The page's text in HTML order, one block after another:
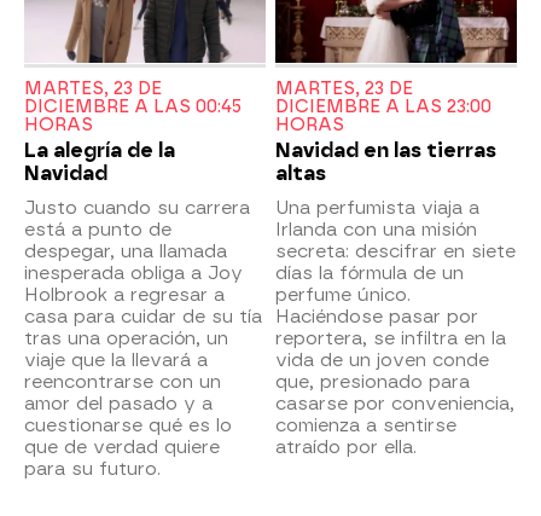
MARTES, 23 DE
DICIEMBRE A LAS 00:45
HORAS
La alegría de la
Navidad
Justo cuando su carrera
está a punto de
despegar, una llamada
inesperada obliga a Joy
Holbrook a regresar a
casa para cuidar de su tía
tras una operación, un
viaje que la llevará a
reencontrarse con un
amor del pasado y a
cuestionarse qué es lo
que de verdad quiere
para su futuro.
MARTES, 23 DE
DICIEMBRE A LAS 23:00
HORAS
Navidad en las tierras
altas
Una perfumista viaja a
Irlanda con una misión
secreta: descifrar en siete
días la fórmula de un
perfume único.
Haciéndose pasar por
reportera, se infiltra en la
vida de un joven conde
que, presionado para
casarse por conveniencia,
comienza a sentirse
atraído por ella.